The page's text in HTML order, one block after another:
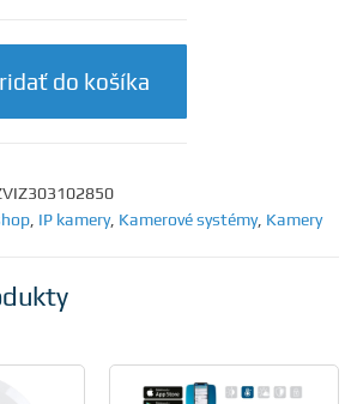
do košíka
, IP kamery, Kamerové systémy, Kamery